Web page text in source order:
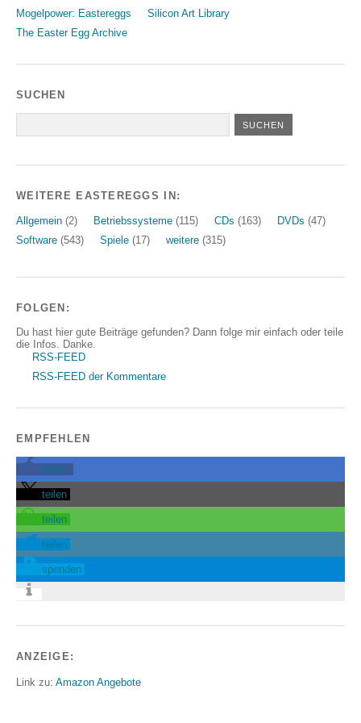
Mogelpower: Eastereggs
Silicon Art Library
The Easter Egg Archive
SUCHEN
WEITERE EASTEREGGS IN:
Allgemein (2) Betriebssysteme (115) CDs (163) DVDs (47)
Software (543) Spiele (17) weitere (315)
FOLGEN:
Du hast hier gute Beiträge gefunden? Dann folge mir einfach oder teile
die Infos. Danke.
RSS-FEED
RSS-FEED der Kommentare
EMPFEHLEN
teilen
teilen
teilen
teilen
spenden
ANZEIGE:
Link zu: Amazon Angebote